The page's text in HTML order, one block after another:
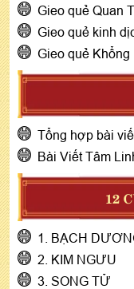
Gieo quẻ Quan
Gieo quẻ kinh
Gieo quẻ Khổng
Tổng hợp bài
Bài Viết Tâm
12
1. BẠCH
2. KIM NGƯU
3. SONG TỬ